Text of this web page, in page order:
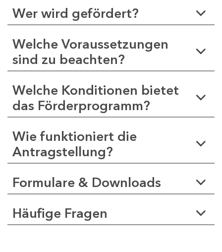
Wer wird gefördert?
Welche Voraussetzungen
sind zu beachten?
Welche Konditionen bietet
das Förderprogramm?
Wie funktioniert die
Antragstellung?
Formulare & Downloads
Häufige Fragen